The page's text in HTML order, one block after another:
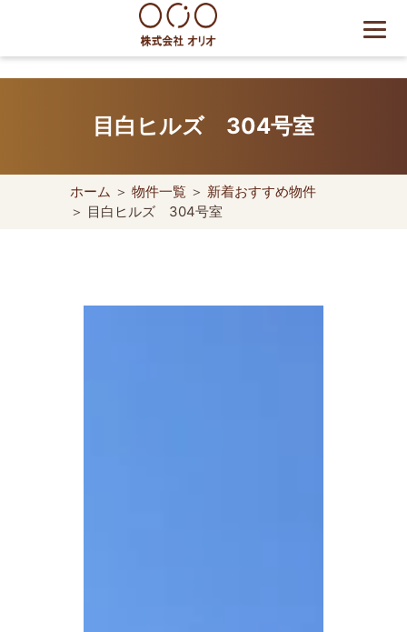
content
世田谷区の相続・空き家・借
却・買取は株式会社Orio
目白ヒルズ 304号室
ホーム ＞ 物件一覧 ＞ 新着おすすめ物件
＞ 目白ヒルズ 304号室